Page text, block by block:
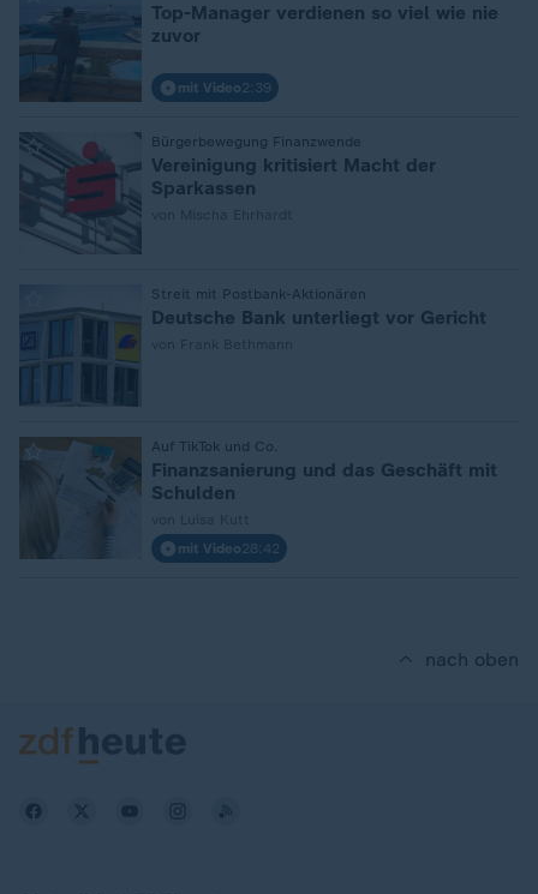
Top-Manager verdienen so viel wie nie
zuvor
mit Video2:39
Bürgerbewegung Finanzwende
:
Vereinigung kritisiert Macht der
Sparkassen
Streit mit Postbank-Aktionären
Deutsche Bank unterliegt vor Gericht
Auf TikTok und Co.
Finanzsanierung und das Geschäft mit
Schulden
mit Video28:42
nach oben